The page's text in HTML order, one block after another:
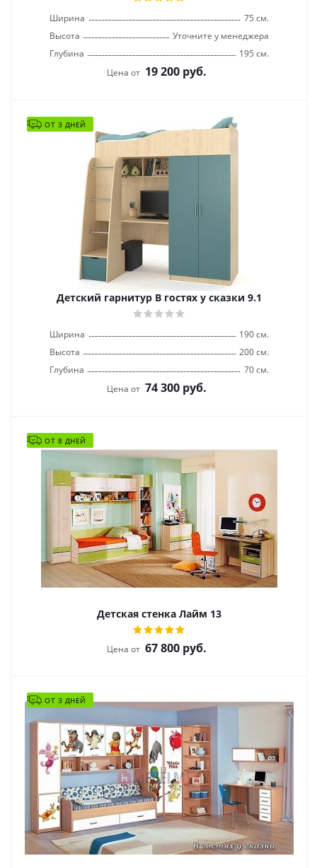
Ширина
75 см.
Высота
Уточните у менеджера
Глубина
195 см.
Цена от 19 200 руб.
ОТ 3 ДНЕЙ
Детский гарнитур В гостях у сказки 9.1
Ширина
190 см.
Высота
200 см.
Глубина
70 см.
Цена от 74 300 руб.
ОТ 8 ДНЕЙ
Детская стенка Лайм 13
Цена от 67 800 руб.
ОТ 3 ДНЕЙ